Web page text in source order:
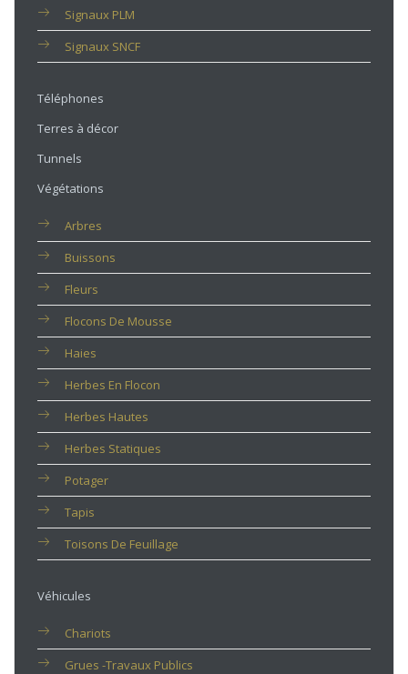
Signaux PLM
Signaux SNCF
Téléphones
Terres à décor
Tunnels
Végétations
Arbres
Buissons
Fleurs
Flocons De Mousse
Haies
Herbes En Flocon
Herbes Hautes
Herbes Statiques
Potager
Tapis
Toisons De Feuillage
Véhicules
Chariots
Grues -travaux Publics